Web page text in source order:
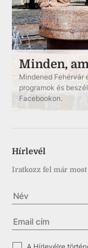
Minden,
Mindened Fehérvár
programok és
Facebookon.
Hírlevél
Iratkozz fel már